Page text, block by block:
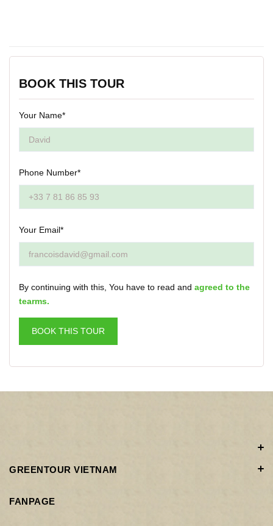
BOOK THIS TOUR
Your Name*
Phone Number*
Your Email*
By continuing with this, You have to read and agreed to the
tearms.
BOOK THIS TOUR
GREENTOUR VIETNAM
FANPAGE